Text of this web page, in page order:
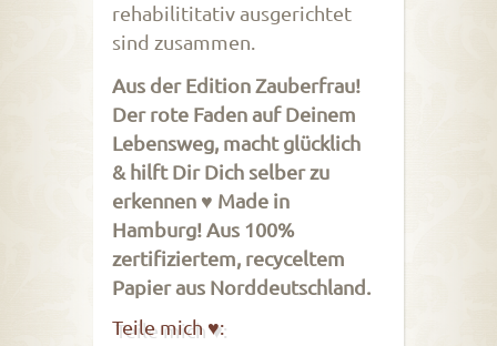
rehabilititativ ausgerichtet
sind zusammen.
Aus der Edition Zauberfrau!
Der rote Faden auf Deinem
Lebensweg, macht glücklich
& hilft Dir Dich selber zu
erkennen ♥ Made in
Hamburg! Aus 100%
zertifiziertem, recyceltem
Papier aus Norddeutschland.
Teile mich ♥: